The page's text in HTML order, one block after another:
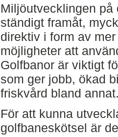
Miljöutvecklingen på
ständigt framåt,
direktiv i form av
möjligheter att
Golfbanor är viktigt
som ger jobb, ökad
friskvård bland
För att kunna
golfbaneskötsel är